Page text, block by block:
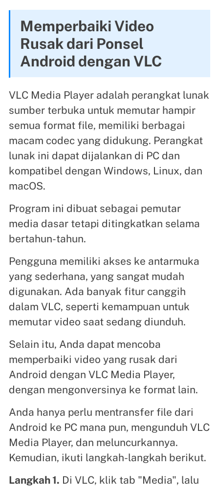
Memperbaiki Video
Rusak dari Ponsel
Android dengan VLC
VLC Media Player adalah perangkat lunak
sumber terbuka untuk memutar hampir
semua format file, memiliki berbagai
macam codec yang didukung. Perangkat
lunak ini dapat dijalankan di PC dan
kompatibel dengan Windows, Linux, dan
macOS.
Program ini dibuat sebagai pemutar
media dasar tetapi ditingkatkan selama
bertahun-tahun.
Pengguna memiliki akses ke antarmuka
yang sederhana, yang sangat mudah
digunakan. Ada banyak fitur canggih
dalam VLC, seperti kemampuan untuk
memutar video saat sedang diunduh.
Selain itu, Anda dapat mencoba
memperbaiki video yang rusak dari
Android dengan VLC Media Player,
dengan mengonversinya ke format lain.
Anda hanya perlu mentransfer file dari
Android ke PC mana pun, mengunduh VLC
Media Player, dan meluncurkannya.
Kemudian, ikuti langkah-langkah berikut.
Langkah 1. Di VLC, klik tab "Media", lalu